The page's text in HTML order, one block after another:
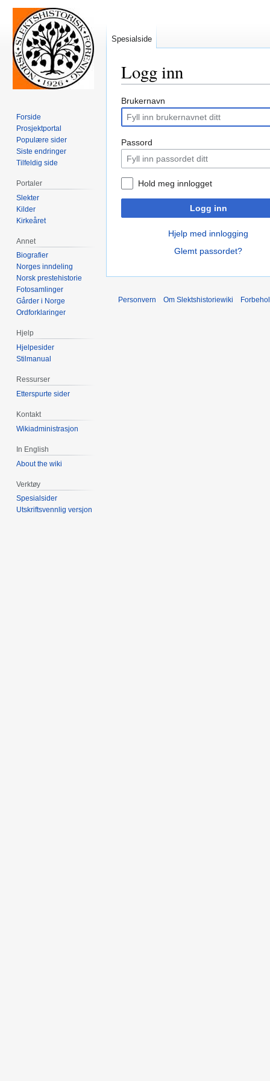
Logg inn
Hopp
navigering
Hopp
søk
Brukernavn
Passord
Hold meg innlogget
Logg inn
Hjelp med innlogging
Glemt passordet?
Spesialside
Forside
Prosjektportal
Populære sider
Siste endringer
Tilfeldig side
Portaler
Slekter
Kilder
Kirkeåret
Annet
Biografier
Norges inndeling
Norsk prestehistorie
Fotosamlinger
Gårder i Norge
Ordforklaringer
Hjelp
Hjelpesider
Stilmanual
Ressurser
Etterspurte sider
Kontakt
Wikiadministrasjon
In English
About the wiki
Verktøy
Spesialsider
Utskriftsvennlig versjon
Personvern Om Slektshistoriewiki